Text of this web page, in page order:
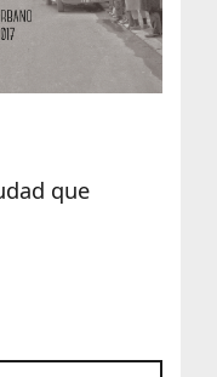
que